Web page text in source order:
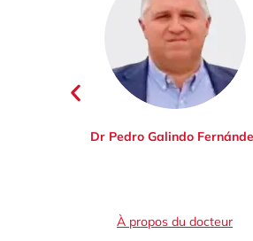
Dr Pedro Galindo
À propos du docteur